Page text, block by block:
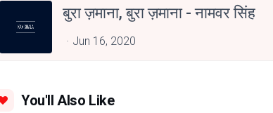
बुरा ज़माना, बुरा ज़माना - नामवर सिंह
Jun 16, 2020
You'll Also Like